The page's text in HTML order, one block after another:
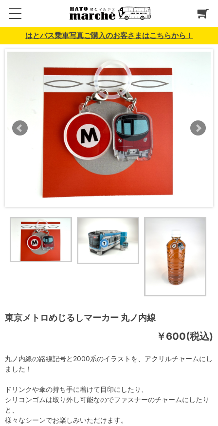
はとバス乗車写真ご購入のお客さまはこちらから！
東京メトロめじるしマーカー 丸ノ内線
￥600(税込)
丸ノ内線の路線記号と2000系のイラストを、アクリルチャームにし
ました！
ドリンクや傘の持ち手に着けて目印にしたり、
シリコンゴムは取り外し可能なのでファスナーのチャームにしたり
と、
様々なシーンでお楽しみいただけます。